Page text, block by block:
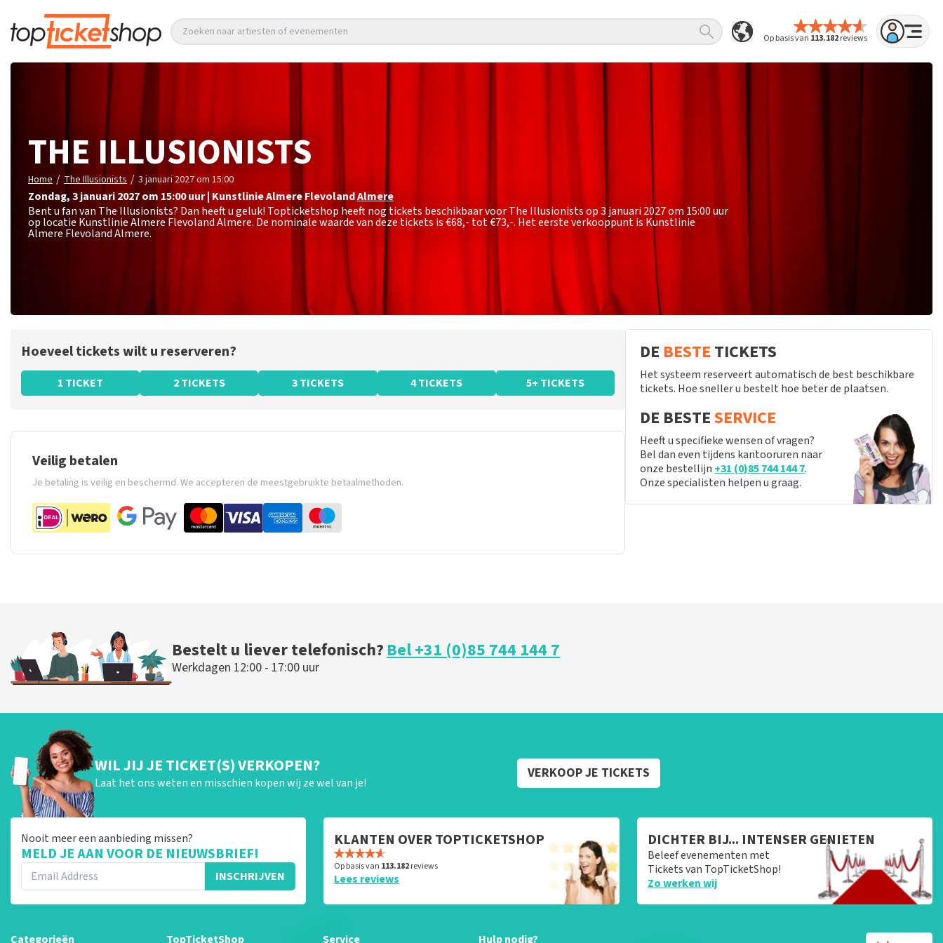
Op basis van 113.182reviews
Zoeken naar artiesten of evenementen
THE ILLUSIONISTS
Home / The Illusionists / 3 januari 2027 om 15:00
zondag,3 januari 2027 om 15:00uur| Kunstlinie Almere FlevolandAlmere
Bent u fan van The Illusionists? Dan heeft u geluk! Topticketshop heeft nog tickets beschikbaar voor The Illusionists op 3 januari 2027 om 15:00 uur
op locatie Kunstlinie Almere Flevoland Almere. De nominale waarde van deze tickets is€68,- tot €73,-. Het eerste verkooppunt is Kunstlinie
Almere Flevoland Almere.
Hoeveel tickets wilt u reserveren?
1 TICKET 2 TICKETS 3 TICKETS 4 TICKETS 5+ TICKETS
Veilig betalen
Je betaling is veilig en beschermd. We accepteren de meestgebruikte betaalmethoden.
DE BESTE TICKETS
Het systeem reserveert automatisch de best beschikbare
tickets. Hoe sneller u bestelt hoe beter de plaatsen.
DE BESTESERVICE
Heeft u specifieke wensen of vragen?
Bel dan even tijdens kantooruren naar
onze bestellijn +31 (0)85 744 144 7.
Onze specialisten helpen u graag.
Bestelt u liever telefonisch?Bel +31 (0)85 744 144 7
Werkdagen 12:00 - 17:00 uur
WIL JIJ JE TICKET(S) VERKOPEN?
Laat het ons weten en misschien kopen wij ze wel van je!
VERKOOP JE TICKETS
Nooit meer een aanbieding missen?
MELD JE AAN VOOR DE NIEUWSBRIEF!
INSCHRIJVEN
KLANTEN OVER TOPTICKETSHOP
Op basis van 113.182reviews
Lees reviews
DICHTER BIJ... INTENSER GENIETEN
Beleef evenementen met
Tickets van TopTicketShop!
Zo werken wij
Categorieën TopTicketShop Service Hulp nodig?